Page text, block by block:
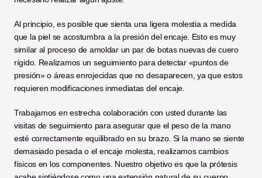
Al principio, es posible que sienta una ligera molestia a medida
que la piel se acostumbra a la presión del encaje. Esto es muy
similar al proceso de amoldar un par de botas nuevas de cuero
rígido. Realizamos un seguimiento para detectar «puntos de
presión» o áreas enrojecidas que no desaparecen, ya que estos
requieren modificaciones inmediatas del encaje.
Trabajamos en estrecha colaboración con usted durante las
visitas de seguimiento para asegurar que el peso de la mano
esté correctamente equilibrado en su brazo. Si la mano se siente
demasiado pesada o el encaje molesta, realizamos cambios
físicos en los componentes. Nuestro objetivo es que la prótesis